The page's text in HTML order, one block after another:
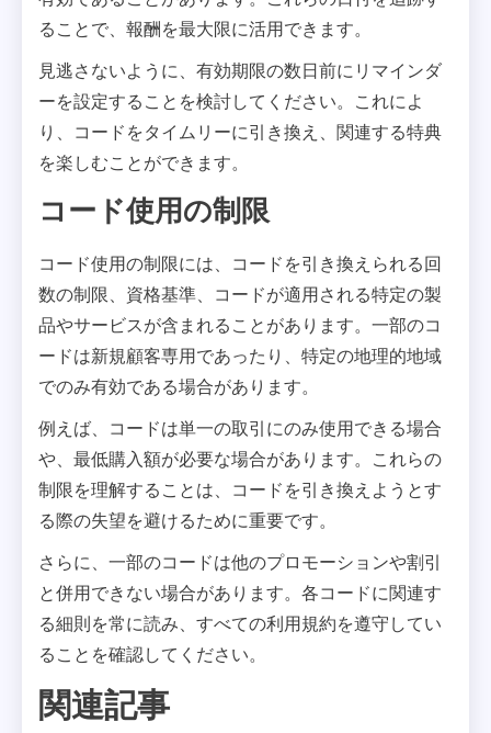
ることで、報酬を最大限に活用できます。
見逃さないように、有効期限の数日前にリマインダ
ーを設定することを検討してください。これによ
り、コードをタイムリーに引き換え、関連する特典
を楽しむことができます。
コード使用の制限
コード使用の制限には、コードを引き換えられる回
数の制限、資格基準、コードが適用される特定の製
品やサービスが含まれることがあります。一部のコ
ードは新規顧客専用であったり、特定の地理的地域
でのみ有効である場合があります。
例えば、コードは単一の取引にのみ使用できる場合
や、最低購入額が必要な場合があります。これらの
制限を理解することは、コードを引き換えようとす
る際の失望を避けるために重要です。
さらに、一部のコードは他のプロモーションや割引
と併用できない場合があります。各コードに関連す
る細則を常に読み、すべての利用規約を遵守してい
ることを確認してください。
関連記事